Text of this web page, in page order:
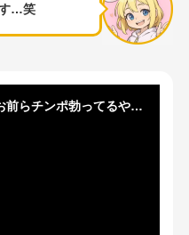
…笑
【画像】たぬかな「いやでもお前らチンポ勃ってるやんｗ」